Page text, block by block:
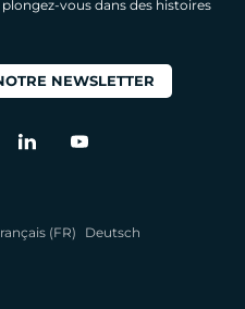
vous dans des histoires
NEWSLETTER
(FR)
Deutsch